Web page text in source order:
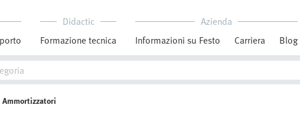
Didactic
Formazione tecnica
Azienda
Informazioni su Festo
Carriera Blog
Ammortizzatori